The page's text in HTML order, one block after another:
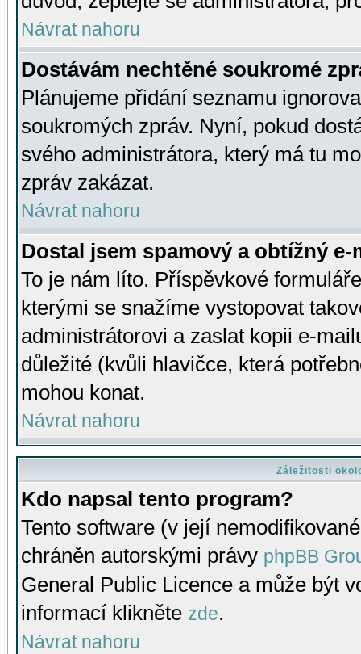
Návrat nahoru
Dostávám nechtěné soukromé
Plánujeme přidání seznamu
soukromých zpráv. Nyní, pokud
svého administrátora, který má tu
zpráv zakázat.
Návrat nahoru
Dostal jsem spamový a obtížný
To je nám líto. Příspěvkové
kterými se snažíme vystopovat
administrátorovi a zaslat kopii e-
důležité (kvůli hlavičce, která
mohou konat.
Návrat nahoru
Záležitosti
Kdo napsal tento program?
Tento software (v její
chráněn autorskými právy phpBB
General Public Licence a může být
informací klikněte zde.
Návrat nahoru